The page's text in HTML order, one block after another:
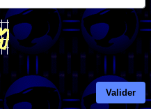
Valider